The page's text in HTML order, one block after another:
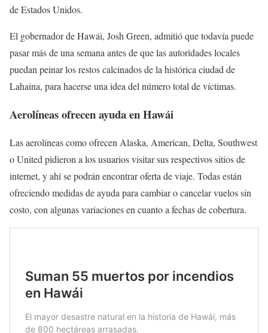
de Estados Unidos.
El gobernador de Hawái, Josh Green, admitió que todavía puede
pasar más de una semana antes de que las autoridades locales
puedan peinar los restos calcinados de la histórica ciudad de
Lahaina, para hacerse una idea del número total de víctimas.
Aerolíneas ofrecen ayuda en Hawái
Las aerolíneas como ofrecen Alaska, American, Delta, Southwest
o United pidieron a los usuarios visitar sus respectivos sitios de
internet, y ahí se podrán encontrar oferta de viaje. Todas están
ofreciendo medidas de ayuda para cambiar o cancelar vuelos sin
costo, con algunas variaciones en cuanto a fechas de cobertura.